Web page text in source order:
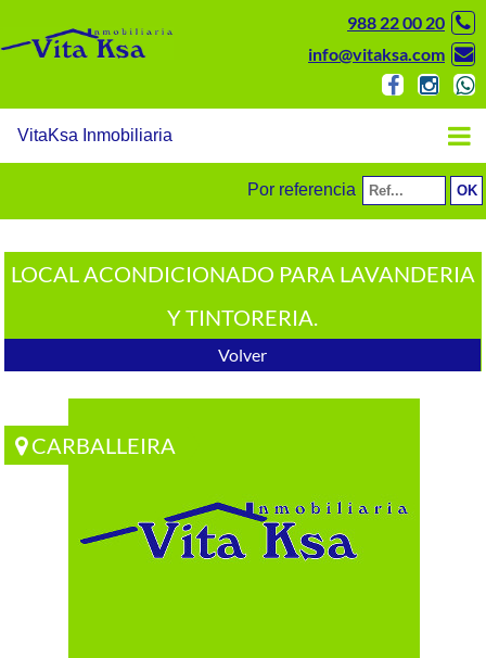
988 22 00 20
info@vitaksa.com
VitaKsa Inmobiliaria
Por referencia
LOCAL ACONDICIONADO PARA LAVANDERIA
Y TINTORERIA.
Volver
CARBALLEIRA